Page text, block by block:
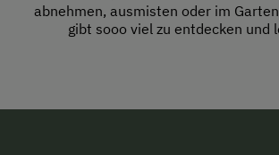
abnehmen, ausmisten oder im
gibt sooo viel zu entdecken und